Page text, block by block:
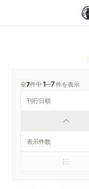
全7件中1─7件を表示